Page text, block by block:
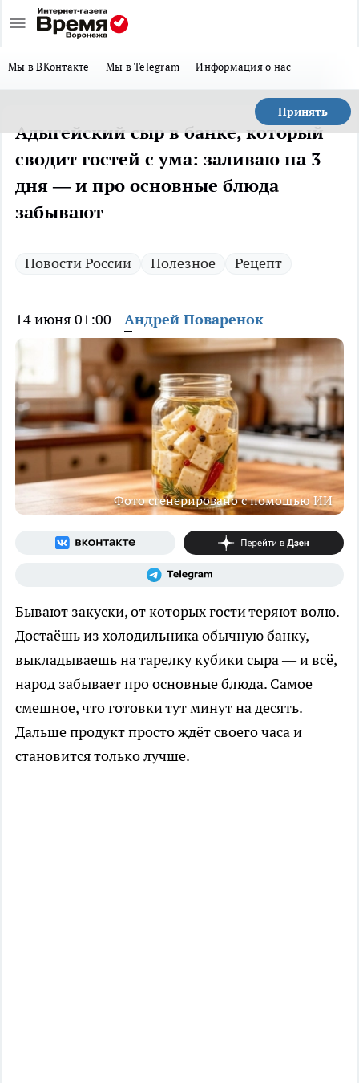
Мы в ВКонтакте Мы в Telegram Информация о нас
Принять
Адыгейский сыр в банке, который
сводит гостей с ума: заливаю на 3
дня — и про основные блюда
забывают
Новости России Полезное Рецепт
14 июня 01:00 Андрей Поваренок
Фото сгенерировано с помощью ИИ
Бывают закуски, от которых гости теряют волю.
Достаёшь из холодильника обычную банку,
выкладываешь на тарелку кубики сыра — и всё,
народ забывает про основные блюда. Самое
смешное, что готовки тут минут на десять.
Дальше продукт просто ждёт своего часа и
становится только лучше.